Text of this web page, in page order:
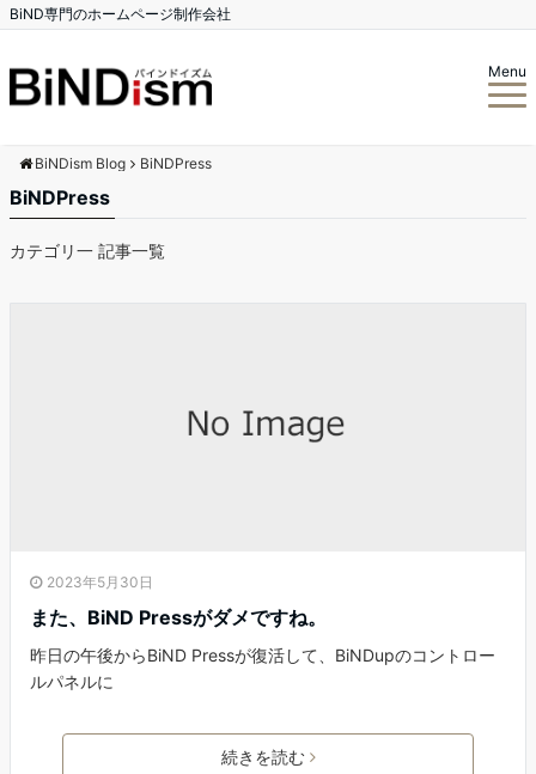
BiND専門のホームページ制作会社
Menu
BiNDism Blog BiNDPress
BiNDPress
カテゴリ一 記事一覧
2023年5月30日
また、BiND Pressがダメですね。
昨日の午後からBiND Pressが復活して、BiNDupのコントロー
ルパネルに
続きを読む